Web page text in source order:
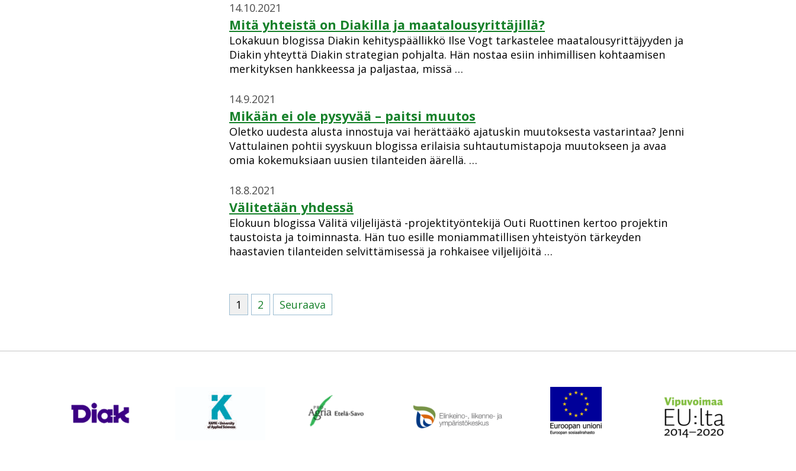
14.10.2021
Mitä yhteistä on Diakilla ja maatalousyrittäjillä?
Lokakuun blogissa Diakin kehityspäällikkö Ilse Vogt tarkastelee maatalousyrittäjyyden ja
Diakin yhteyttä Diakin strategian pohjalta. Hän nostaa esiin inhimillisen kohtaamisen
merkityksen hankkeessa ja paljastaa, missä …
14.9.2021
Mikään ei ole pysyvää – paitsi muutos
Oletko uudesta alusta innostuja vai herättääkö ajatuskin muutoksesta vastarintaa? Jenni
Vattulainen pohtii syyskuun blogissa erilaisia suhtautumistapoja muutokseen ja avaa
omia kokemuksiaan uusien tilanteiden äärellä. …
18.8.2021
Välitetään yhdessä
Elokuun blogissa Välitä viljelijästä -projektityöntekijä Outi Ruottinen kertoo projektin
taustoista ja toiminnasta. Hän tuo esille moniammatillisen yhteistyön tärkeyden
haastavien tilanteiden selvittämisessä ja rohkaisee viljelijöitä …
1 2 Seuraava